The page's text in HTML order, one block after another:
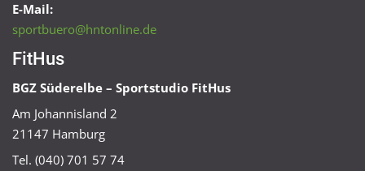
E-Mail:
sportbuero@hntonline.de
FitHus
BGZ Süderelbe – Sportstudio FitHus
Am Johannisland 2
21147 Hamburg
Tel. (040) 701 57 74